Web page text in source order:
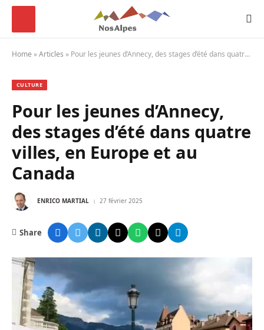
Home »Articles » Pour les jeunes d’Annecy, des stages d’été dans quatre villes, en Europe et au Canada
CULTURE
Pour les jeunes d’Annecy,
des stages d’été dans quatre
villes, en Europe et au
Canada
ENRICO MARTIAL 27 février 2025
Share